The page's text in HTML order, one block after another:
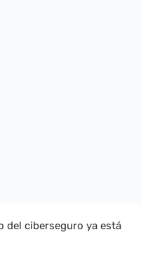
del ciberseguro ya está